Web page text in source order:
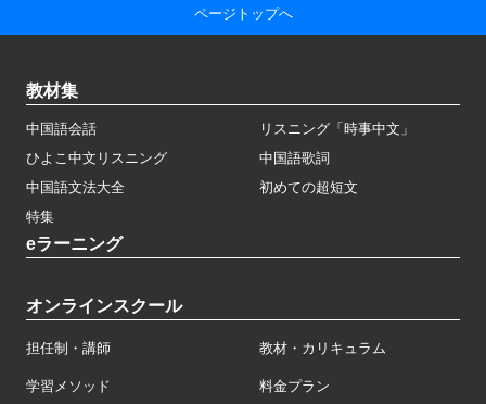
ページトップへ
教材集
中国語会話
リスニング「時事中文」
ひよこ中文リスニング
中国語歌詞
中国語文法大全
初めての超短文
特集
eラーニング
オンラインスクール
担任制・講師 教材・カリキュラム
学習メソッド 料金プラン